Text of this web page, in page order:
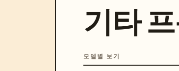
기타
모델별 보기